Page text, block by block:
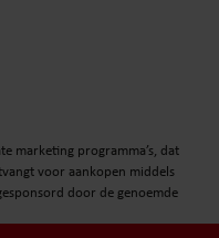
marketing programma’s, dat
voor aankopen middels
door de genoemde